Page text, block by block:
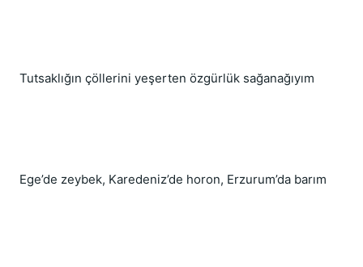
Tutsaklığın çöllerini yeşerten özgürlük sağanağıyım
Ege’de zeybek, Karedeniz’de horon, Erzurum’da barım